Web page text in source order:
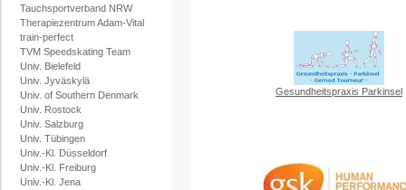
Tauchsportverband NRW
Therapiezentrum Adam-Vital
train-perfect
TVM Speedskating Team
Univ. Bielefeld
Univ. Jyväskylä
Univ. of Southern Denmark
Univ. Rostock
Univ. Salzburg
Univ. Tübingen
Univ.-Kl. Düsseldorf
Univ.-Kl. Freiburg
Univ.-Kl. Jena
Gesundheitspraxis Parkinsel